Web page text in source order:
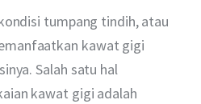
tumpang tindih, atau
kawat gigi
Salah satu hal
kawat gigi adalah